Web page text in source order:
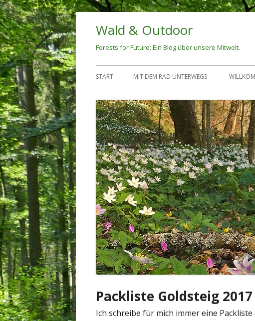
Springe
zum
Inhalt
Wald & Outdoor
Forests for Future: Ein Blog über unsere Mitwelt.
Primäres
Menü
START MIT DEM RAD UNTERWEGS
Packliste Goldsteig 2017
Ich schreibe für mich immer eine